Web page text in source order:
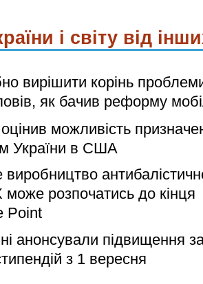
і світу від
вирішити корінь
як бачив реформу
оцінив можливість
України в США
виробництво
може розпочатись до кінця
Point
анонсували підвищення
з 1 вересня